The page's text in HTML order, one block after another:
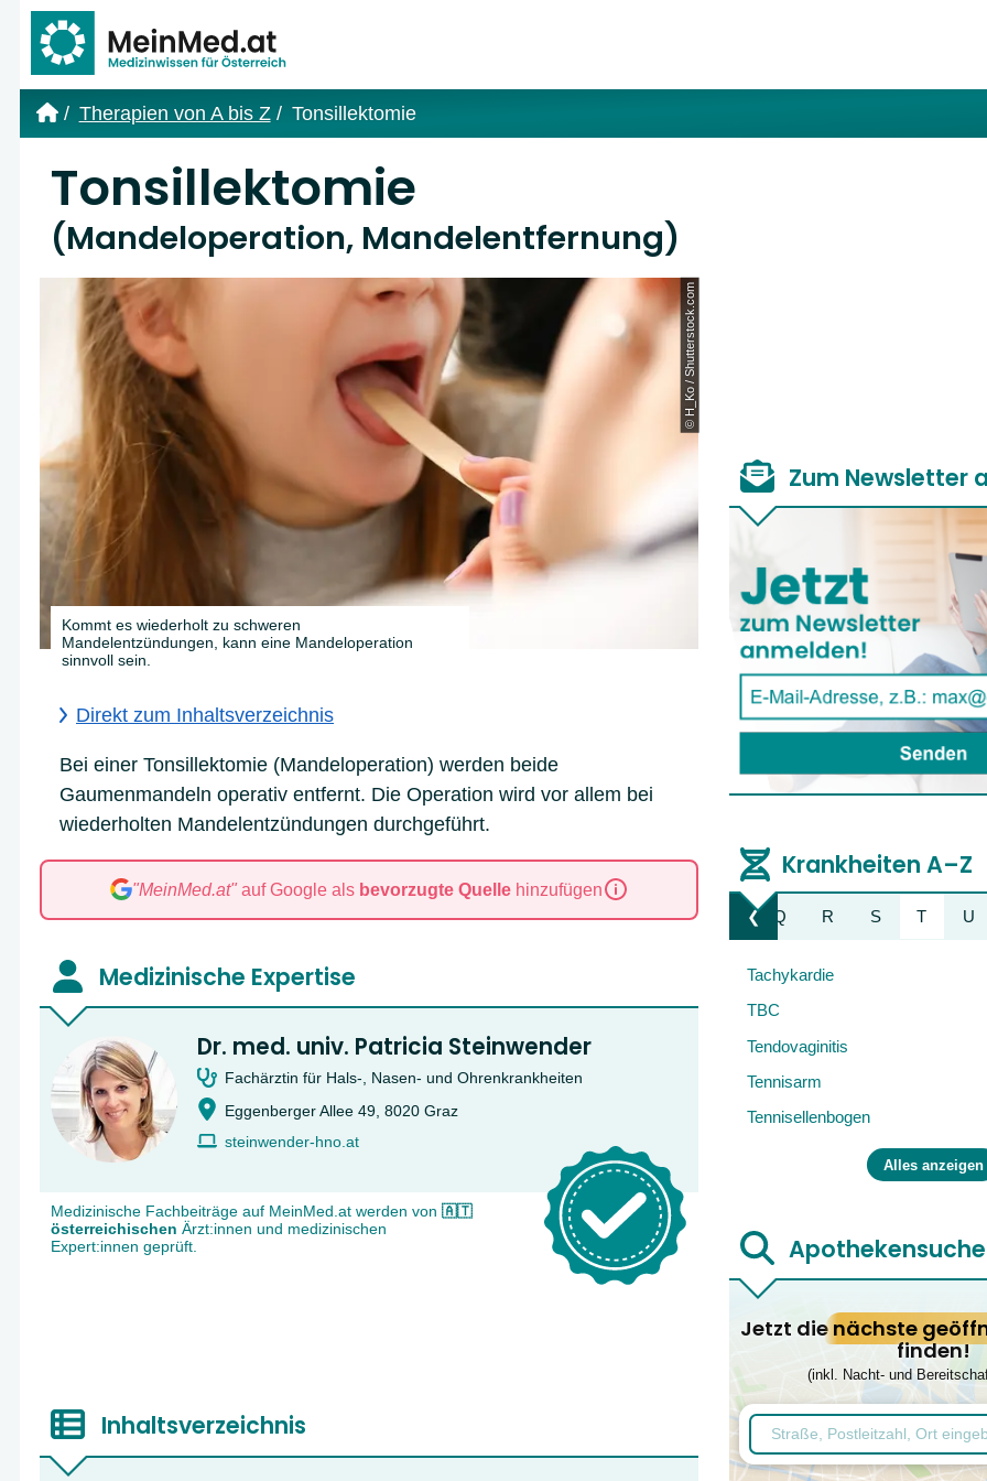
Therapien von A bis Z Tonsillektomie
Tonsillektomie
(Mandeloperation, Mandelentfernung)
Kommt es wiederholt zu schweren
Mandelentzündungen, kann eine Mandeloperation
sinnvoll sein.
© H_Ko / Shutterstock.com
Direkt zum Inhaltsverzeichnis
Bei einer Tonsillektomie (Mandeloperation) werden beide
Gaumenmandeln operativ entfernt. Die Operation wird vor allem bei
wiederholten Mandelentzündungen durchgeführt.
"MeinMed.at"auf Google als bevorzugte Quellehinzufügen
Medizinische Expertise
Dr. med. univ. Patricia Steinwender
Fachärztin für Hals-, Nasen- und Ohrenkrankheiten
Eggenberger Allee 49, 8020 Graz
steinwender-hno.at
Medizinische Fachbeiträge auf MeinMed.at werden von 🇦🇹
österreichischen Ärzt:innen und medizinischen
Expert:innen geprüft.
Inhaltsverzeichnis
Zum Newsletter
Krankheiten A–Z
❮Liste nach links bewegen
B C D E F G H I J K L M N O Q R S T U
Tachykardie
TBC
Tendovaginitis
Tennisarm
Tennisellenbogen
Alles anzeigen
Apothekensuche
Jetzt die nächste
finden!
(inkl. Nacht- und